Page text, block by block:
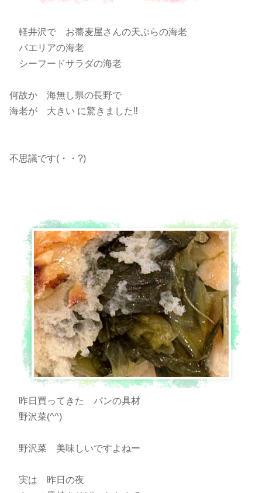
軽井沢で お蕎麦屋さんの天ぷらの海老
パエリアの海老
シーフードサラダの海老
何故か 海無し県の長野で
海老が 大きい に驚きました‼️
不思議です(・・?)
昨日買ってきた パンの具材
野沢菜(^^)
野沢菜 美味しいですよねー
実は 昨日の夜